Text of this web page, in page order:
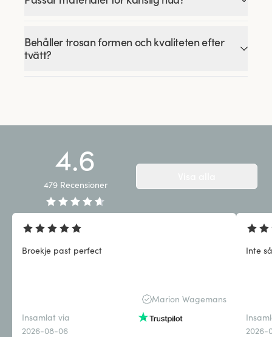
Behåller trosan formen och kvaliteten efter
tvätt?
4.6
479 Recensioner
Broekje past perfect
Marion Wagemans
Insamlat via
2026-08-06
Inte
2026-